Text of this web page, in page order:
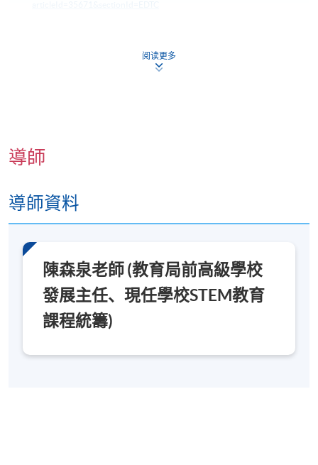
http://www.takungpao.com.hk/paper/2017/0627/92443.ht
報名代碼
日期 / 時間
在電腦室及工作室上課
修業期
3 講
地點
阅读更多
導師
導師資料
陳森泉老師 (教育局前高級學校
發展主任、現任學校STEM教育
課程統籌)